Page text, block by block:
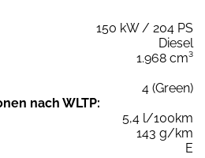
150 kW / 204 PS
Diesel
1.968 cm³
4 (Green)
nach WLTP:
5,4 l/100km
143 g/km
E